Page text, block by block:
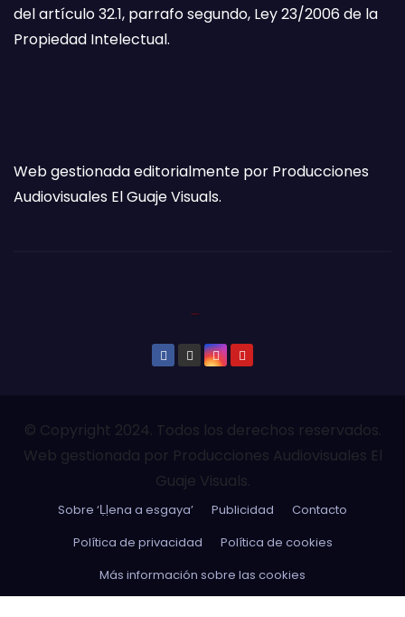
del artículo 32.1, parrafo segundo, Ley 23/2006 de la
Propiedad Intelectual.
Web gestionada editorialmente por Producciones
Audiovisuales El Guaje Visuals.
© Copyright 2024. Todos los derechos reservados.
Web gestionada por Producciones Audiovisuales El
Guaje Visuals.
Sobre ‘Ḷḷena a esgaya’ Publicidad
Contacto
Política de privacidad
Política de cookies
Más información sobre las cookies